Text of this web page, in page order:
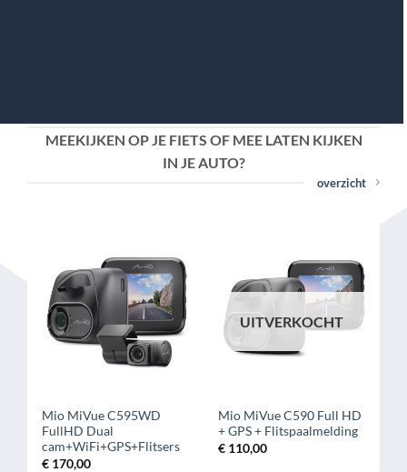
MEEKIJKEN OP JE FIETS OF MEE LATEN KIJKEN
IN JE AUTO?
overzicht
Mio MiVue C595WD
FullHD Dual
cam+WiFi+GPS+Flitsers
€ 170,00
UITVERKOCHT
Mio MiVue C590 Full HD
+ GPS + Flitspaalmelding
€ 110,00